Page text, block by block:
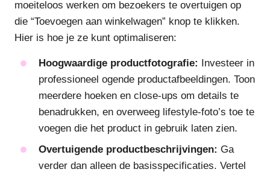
moeiteloos werken om bezoekers te overtuigen op
die “Toevoegen aan winkelwagen” knop te klikken.
Hier is hoe je ze kunt optimaliseren:
Hoogwaardige productfotografie: Investeer in
professioneel ogende productafbeeldingen. Toon
meerdere hoeken en close-ups om details te
benadrukken, en overweeg lifestyle-foto’s toe te
voegen die het product in gebruik laten zien.
Overtuigende productbeschrijvingen: Ga
verder dan alleen de basisspecificaties. Vertel